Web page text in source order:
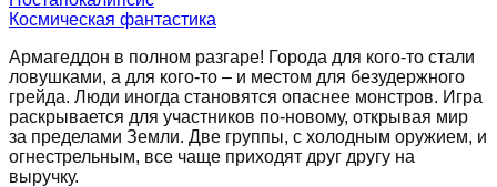
Космическая фантастика
Армагеддон в полном разгаре! Города для кого-то стали
ловушками, а для кого-то – и местом для безудержного
грейда. Люди иногда становятся опаснее монстров. Игра
раскрывается для участников по-новому, открывая мир
за пределами Земли. Две группы, с холодным оружием, и
огнестрельным, все чаще приходят друг другу на
выручку.